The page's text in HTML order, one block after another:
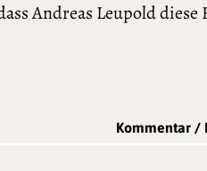
Andreas Leupold diese
Kommentar /